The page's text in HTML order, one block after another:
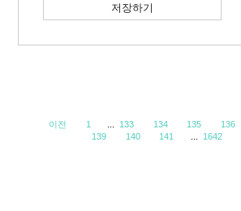
이전 1 133 134 135 136
139
140 141 1642